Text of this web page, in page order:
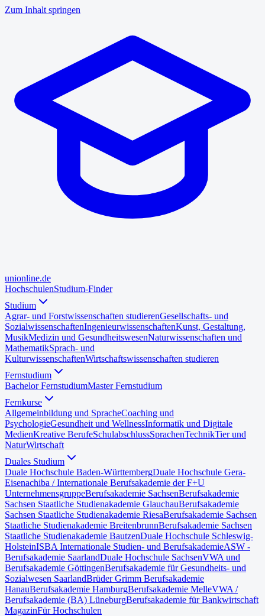
Zum Inhalt springen
unionline.de
HochschulenStudium-Finder
Studium
Agrar- und Forstwissenschaften studierenGesellschafts- und
SozialwissenschaftenIngenieurwissenschaftenKunst, Gestaltung,
MusikMedizin und GesundheitswesenNaturwissenschaften und
MathematikSprach- und
KulturwissenschaftenWirtschaftswissenschaften studieren
Fernstudium
Bachelor FernstudiumMaster Fernstudium
Fernkurse
Allgemeinbildung und SpracheCoaching und
PsychologieGesundheit und WellnessInformatik und Digitale
MedienKreative BerufeSchulabschlussSprachenTechnikTier und
NaturWirtschaft
Duales Studium
Duale Hochschule Baden-WürttembergDuale Hochschule Gera-
Eisenachiba / Internationale Berufsakademie der F+U
UnternehmensgruppeBerufsakademie SachsenBerufsakademie
Sachsen Staatliche Studienakademie GlauchauBerufsakademie
Sachsen Staatliche Studienakademie RiesaBerufsakademie Sachsen
Staatliche Studienakademie BreitenbrunnBerufsakademie Sachsen
Staatliche Studienakademie BautzenDuale Hochschule Schleswig-
HolsteinISBA Internationale Studien- und BerufsakademieASW -
Berufsakademie SaarlandDuale Hochschule SachsenVWA und
Berufsakademie GöttingenBerufsakademie für Gesundheits- und
Sozialwesen SaarlandBrüder Grimm Berufsakademie
HanauBerufsakademie HamburgBerufsakademie MelleVWA /
Berufsakademie (BA) LüneburgBerufsakademie für Bankwirtschaft
MagazinFür Hochschulen